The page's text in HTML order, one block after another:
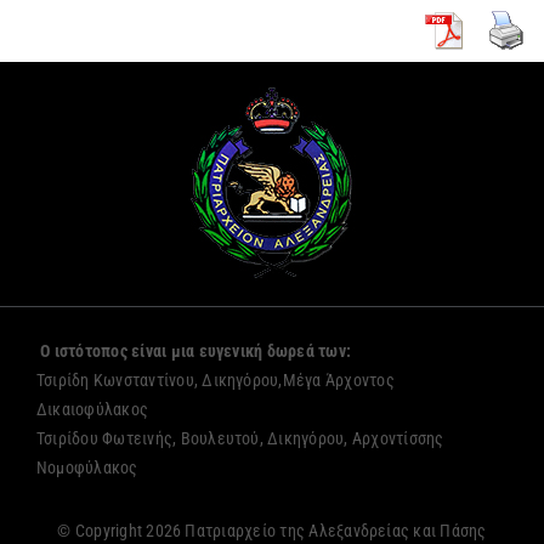
Ο ιστότοπος είναι μια ευγενική δωρεά των:
Τσιρίδη Κωνσταντίνου, Δικηγόρου,Μέγα Άρχοντος
Δικαιοφύλακος
Τσιρίδου Φωτεινής, Βουλευτού, Δικηγόρου, Αρχοντίσσης
Νομοφύλακος
© Copyright 2026 Πατριαρχείο της Αλεξανδρείας και Πάσης